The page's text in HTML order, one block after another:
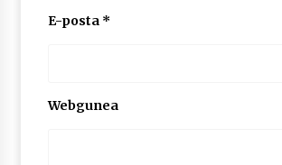
E-posta *
Webgunea